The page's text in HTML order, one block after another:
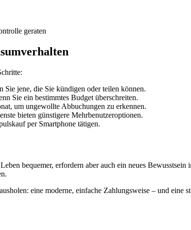
geraten
Sie jene, die Sie kündigen oder teilen können.
Sie ein bestimmtes Budget überschreiten.
um ungewollte Abbuchungen zu erkennen.
bieten günstigere Mehrbenutzeroptionen.
per Smartphone tätigen.
bequemer, erfordern aber auch ein neues
eine moderne, einfache Zahlungsweise – und eine